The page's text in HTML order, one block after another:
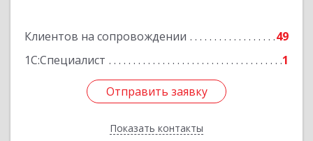
Клиентов на сопровождении
49
1С:Специалист
1
Отправить заявку
Показать контакты
Отправить заявку
Назад